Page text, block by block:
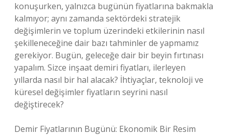
konuşurken, yalnızca bugünün fiyatlarına bakmakla
kalmıyor; aynı zamanda sektördeki stratejik
değişimlerin ve toplum üzerindeki etkilerinin nasıl
şekilleneceğine dair bazı tahminler de yapmamız
gerekiyor. Bugün, geleceğe dair bir beyin fırtınası
yapalım. Sizce inşaat demiri fiyatları, ilerleyen
yıllarda nasıl bir hal alacak? İhtiyaçlar, teknoloji ve
küresel değişimler fiyatların seyrini nasıl
değiştirecek?
Demir Fiyatlarının Bugünü: Ekonomik Bir Resim